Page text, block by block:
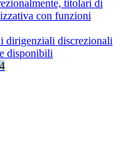
titolari di
con funzioni
dirigenziali discrezionali
disponibili
4